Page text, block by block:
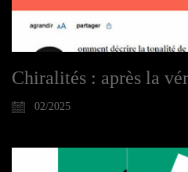
Chiralités : après la
02/2025